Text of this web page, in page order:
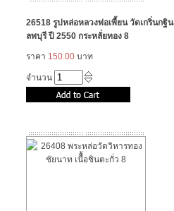
26518 รูปหล่อหลวงพ่อเพี้ยน วัดเกริ่นกฐิน
ลพบุรี ปี 2550 กระหลั่ยทอง 8
ราคา 150.00 บาท
จำนวน